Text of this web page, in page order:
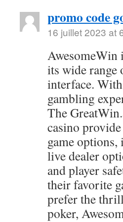
promo code
16 juillet 2023 at
its wide range
interface.
gambling
The
casino
game options,
live dealer
and player
their favorite
prefer the
poker,